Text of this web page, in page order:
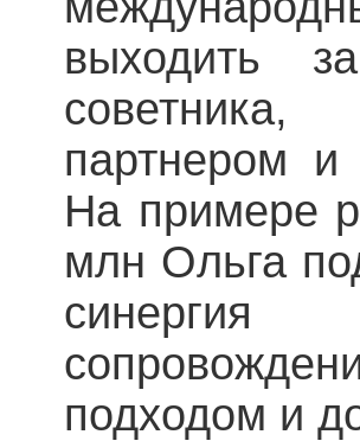
выходить
советника,
партнером и
На примере
млн Ольга
подходом и